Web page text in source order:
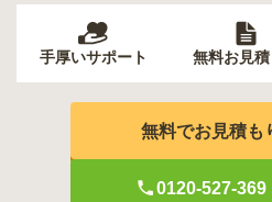
とても綺麗で清潔なので、利用し
ことはほとんどありません。利用
周辺施設
周りには、買い物に便利なお店が
させていただいています。すごく
手厚いサポート 無料お見積
無料でお見積も
0120-527-369